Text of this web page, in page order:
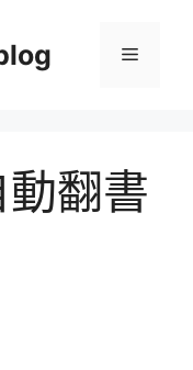
選
翻書